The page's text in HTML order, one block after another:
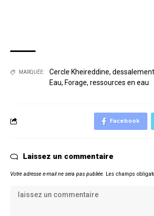
MARQUÉE: Cercle Kheireddine, dessalement
Eau, Forage, ressources en eau
Facebook
Laissez un commentaire
Votre adresse e-mail ne sera pas publiée. Les champs